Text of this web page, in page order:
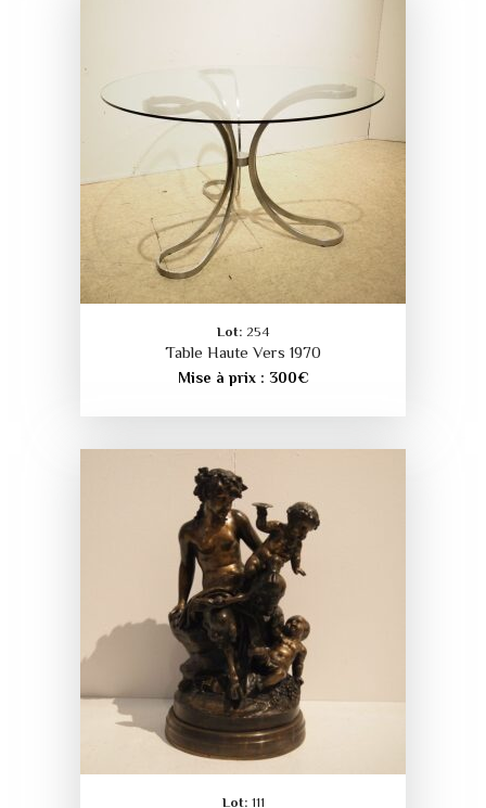
Lot: 254
Table Haute Vers 1970
Mise à prix : 300€